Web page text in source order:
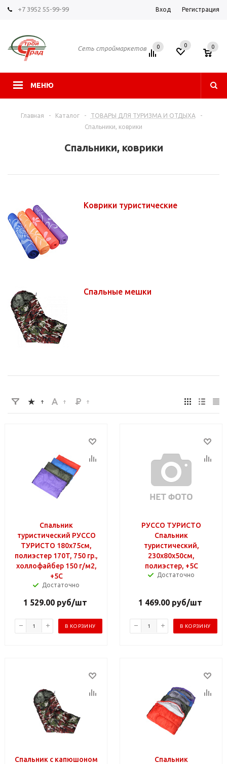
+7 3952 55-99-99 Вход Регистрация
Сеть строймаркетов
МЕНЮ
0 0 0
Главная - Каталог - ТОВАРЫ ДЛЯ ТУРИЗМА И ОТДЫХА
-
Спальники, коврики
Спальники, коврики
Коврики туристические
Спальные мешки
Спальник
туристический РУССО
ТУРИСТО 180х75см,
полиэстер 170T, 750 гр.,
холлофайбер 150 г/м2,
+5С
Достаточно
1 529.00 руб/шт
В КОРЗИНУ
РУССО ТУРИСТО
Спальник
туристический,
230х80х50см,
полиэстер, +5С
Достаточно
1 469.00 руб/шт
В КОРЗИНУ
Спальник с капюшоном
Спальник